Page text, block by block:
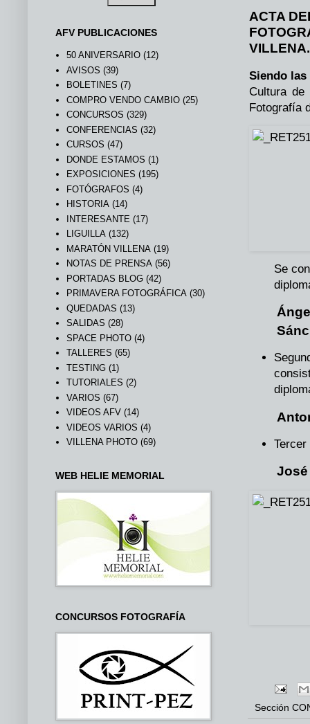
ACTA
Siendo las
Cultura
Fotografía
Se
José
Sección
AFV PUBLICACIONES
50 ANIVERSARIO (12)
AVISOS (39)
BOLETINES (7)
COMPRO VENDO CAMBIO (25)
CONCURSOS (329)
CONFERENCIAS (32)
CURSOS (47)
DONDE ESTAMOS (1)
EXPOSICIONES (195)
FOTÓGRAFOS (4)
HISTORIA (14)
INTERESANTE (17)
LIGUILLA (132)
MARATÓN VILLENA (19)
NOTAS DE PRENSA (56)
PORTADAS BLOG (42)
PRIMAVERA FOTOGRÁFICA (30)
QUEDADAS (13)
SALIDAS (28)
SPACE PHOTO (4)
TALLERES (65)
TESTING (1)
TUTORIALES (2)
VARIOS (67)
VIDEOS AFV (14)
VIDEOS VARIOS (4)
VILLENA PHOTO (69)
WEB HELIE MEMORIAL
CONCURSOS FOTOGRAFÍA